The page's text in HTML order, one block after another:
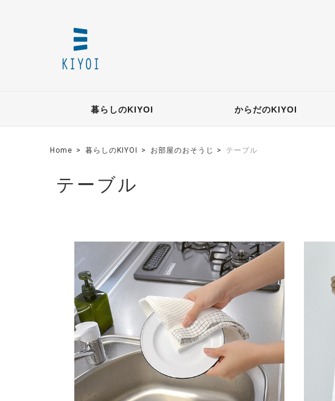
暮らしのKIYOI からだのKIYOI
Home 暮らしのKIYOI お部屋のおそうじ テーブル
テーブル